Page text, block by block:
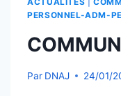
PERSONNEL-ADM-
Par DNAJ 24/01/